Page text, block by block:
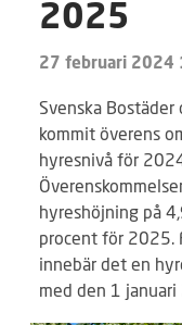
2025
27 februari 2024
Svenska
kommit överens
hyresnivå för
hyreshöjning på
procent för 2025.
innebär det en
med den 1 januari